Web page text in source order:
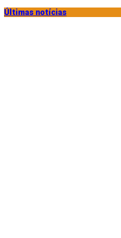
Últimas notícias